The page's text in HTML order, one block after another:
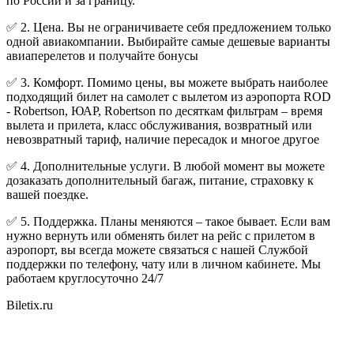
✅ 2. Цена. Вы не ограничиваете себя предложением только
одной авиакомпании. Выбирайте самые дешевые варианты
авиаперелетов и получайте бонусы
✅ 3. Комфорт. Помимо цены, вы можете выбрать наиболее
подходящий билет на самолет с вылетом из аэропорта ROD
- Robertson, ЮАР, Robertson по десяткам фильтрам – время
вылета и прилета, класс обслуживания, возвратный или
невозвратный тариф, наличие пересадок и многое другое
✅ 4. Дополнительные услуги. В любой момент вы можете
дозаказать дополнительный багаж, питание, страховку к
вашей поездке.
✅ 5. Поддержка. Планы меняются – такое бывает. Если вам
нужно вернуть или обменять билет на рейс с прилетом в
аэропорт, вы всегда можете связаться с нашей Службой
поддержки по телефону, чату или в личном кабинете. Мы
работаем круглосуточно 24/7
Biletix.ru